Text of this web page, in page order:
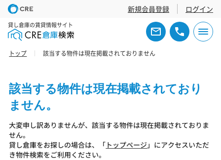
新規会員登録 ログイン
貸し倉庫の賃貸情報サイト
トップ 該当する物件は現在掲載されておりません
該当する物件は現在掲載されており
ません。
大変申し訳ありませんが、該当する物件は現在掲載されておりま
せん。
貸し倉庫をお探しの場合は、「 トップページ 」にアクセスいただ
き物件検索をご利用ください。